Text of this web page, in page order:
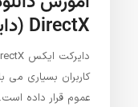
DirectX (دایرکت ایکس) در کامپیوتر
کاربران بسیاری می
عموم قرار داده